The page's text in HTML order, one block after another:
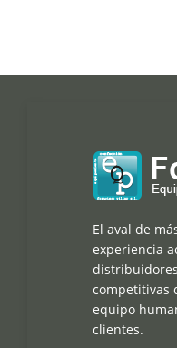
El aval de
experiencia
competitivas
equipo
clientes.